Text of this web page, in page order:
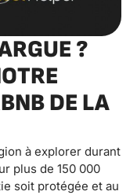
?
DE LA
à explorer durant
plus de 150 000
soit protégée et au